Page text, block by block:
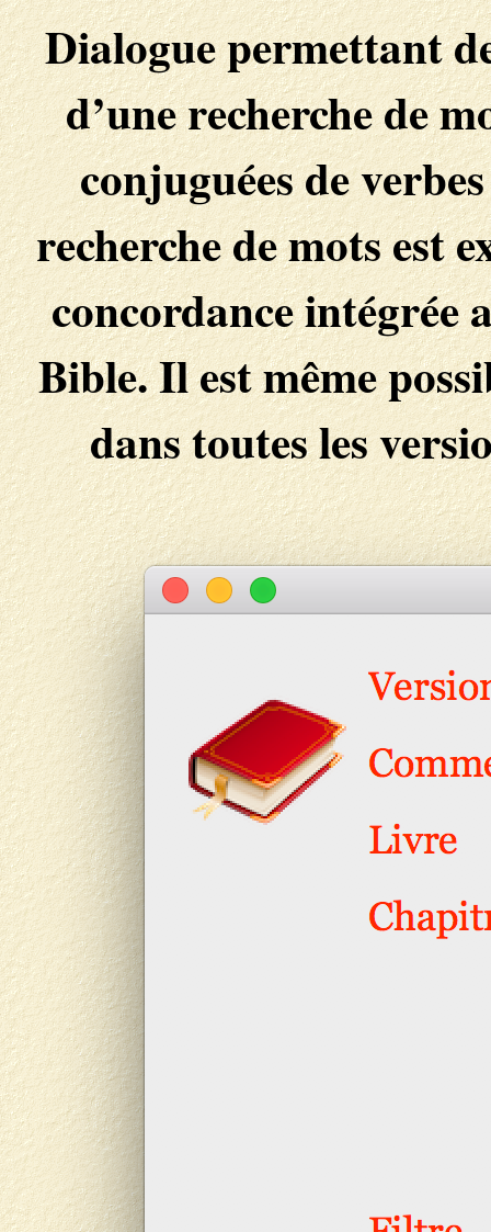
Dialogue permettant
d’une recherche de
conjuguées de
recherche de mots est
concordance intégrée
Bible. Il est même
dans toutes les